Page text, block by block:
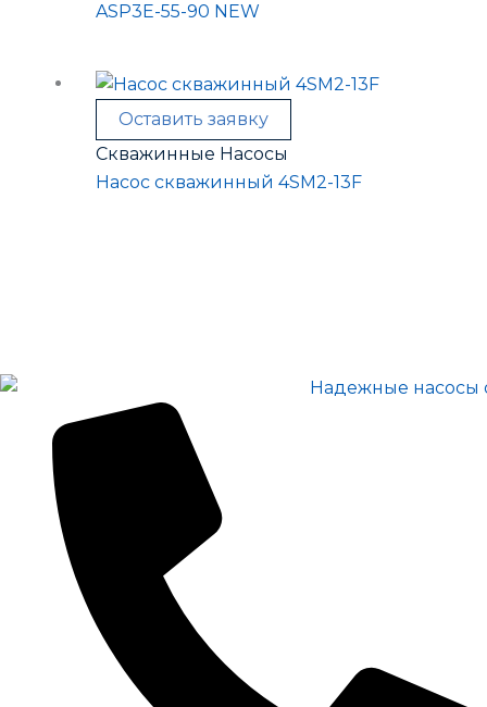
ASP3E-55-90 NEW
Оставить заявку
Скважинные Насосы
Насос скважинный 4SM2-13F